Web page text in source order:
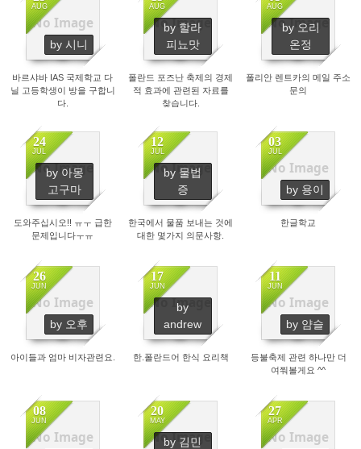
No Image
AUG
by 시니
4064
바르샤바 IAS 국제학교 다
닐 고등학생이 방을 구합니
다.
No Image
AUG
by 할라
피뇨맛
3012
폴란드 포즈난 축제의 경제
적 효과에 관련된 자료를
찾습니다.
No Image
AUG
by 오리
온정
2650
폴리안 렌트카의 메일 주소
문의
No Image
24
JUL
by 아몽
고구마
2676
도와주십시오!! ㅠㅜ 급한
문제입니다ㅜㅠ
No Image
12
JUL
by 물법
증
3304
한국에서 물품 보내는 것에
대한 몇가지 의문사항.
No Image
03
JUL
by 용이
3086
한글학교
No Image
26
JUN
by 오후
2652
아이들과 엄마 비자관련요.
No Image
17
JUN
by
andrew
2858
한.폴란드어 한식 요리책
No Image
11
JUN
by 얌슬
2556
등불축제 관련 하나만 더
여쭤볼게요 ^^
No Image
08
JUN
3703 No Image
20
MAY
by 김민
3991 No Image
27
APR
3329